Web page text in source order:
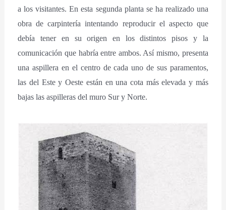
a los visitantes. En esta segunda planta se ha realizado una
obra de carpintería intentando reproducir el aspecto que
debía tener en su origen en los distintos pisos y la
comunicación que habría entre ambos. Así mismo, presenta
una aspillera en el centro de cada uno de sus paramentos,
las del Este y Oeste están en una cota más elevada y más
bajas las aspilleras del muro Sur y Norte.